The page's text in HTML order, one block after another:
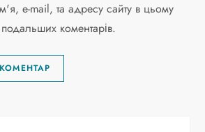
e-mail, та адресу сайту в цьому
коментарів.